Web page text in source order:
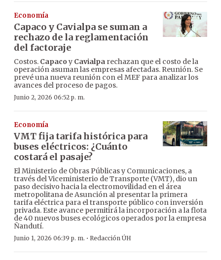
Economía
Capaco y Cavialpa se suman a
rechazo de la reglamentación
del factoraje
Costos. Capaco y Cavialpa rechazan que el costo de la
operación asuman las empresas afectadas. Reunión. Se
prevé una nueva reunión con el MEF para analizar los
avances del proceso de pagos.
Junio 2, 2026 06:52 p. m.
Economía
VMT fija tarifa histórica para
buses eléctricos: ¿Cuánto
costará el pasaje?
El Ministerio de Obras Públicas y Comunicaciones, a
través del Viceministerio de Transporte (VMT), dio un
paso decisivo hacia la electromovilidad en el área
metropolitana de Asunción al presentar la primera
tarifa eléctrica para el transporte público con inversión
privada. Este avance permitirá la incorporación a la flota
de 40 nuevos buses ecológicos operados por la empresa
Ñandutí.
Junio 1, 2026 06:39 p. m. · Redacción ÚH